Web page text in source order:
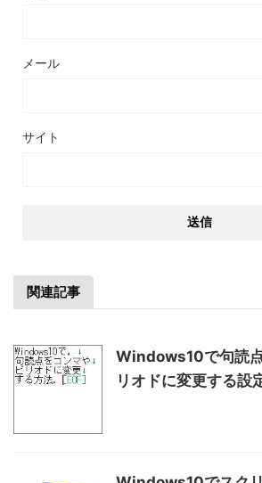
メール
サイト
関連記事
Windows10で句読
リオドに変更する設